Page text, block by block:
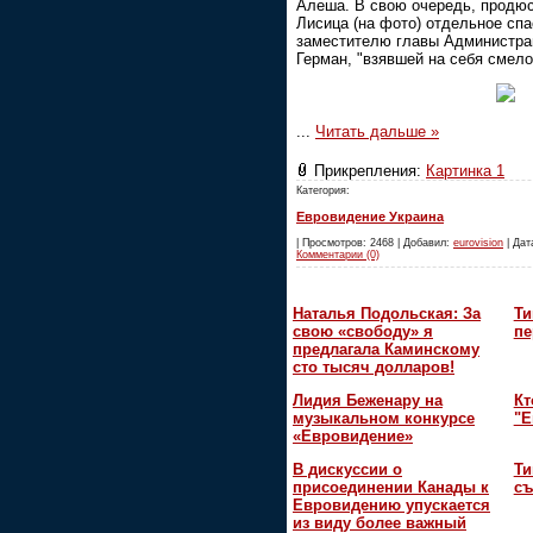
Алеша. В свою очередь,
Лисица (на фото) отдельное
заместителю главы
Герман, "взявшей на себя
Читать дальше »
Прикрепления: Картинка 1
Категория:
Евровидение Украина
| Просмотров: 2468 | Добавил: eurovision |
Комментарии (0)
Наталья Подольская: За
свою «свободу» я
предлагала Каминскому
сто тысяч долларов!
Лидия Беженару на
музыкальном конкурсе
«Евровидение»
В дискуссии о
присоединении Канады к
Евровидению упускается
из виду более важный